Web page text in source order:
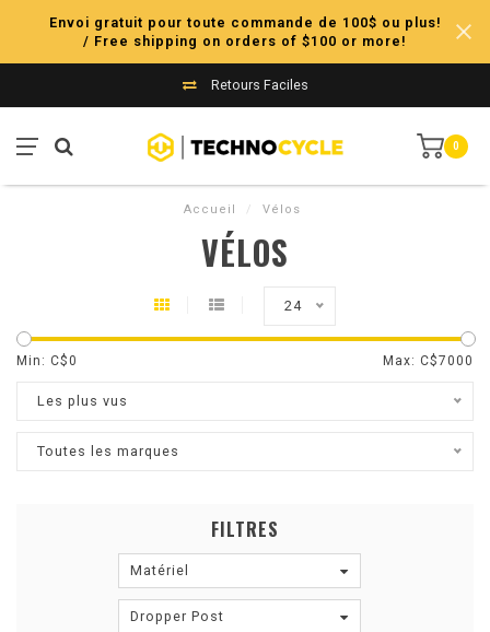
Envoi gratuit pour toute commande de 100$ ou plus!
/ Free shipping on orders of $100 or more!
Retours Faciles
0
Accueil / Vélos
VÉLOS
24
Min: C$0 Max: C$7000
Les plus vus
Toutes les marques
FILTRES
Matériel
Dropper Post